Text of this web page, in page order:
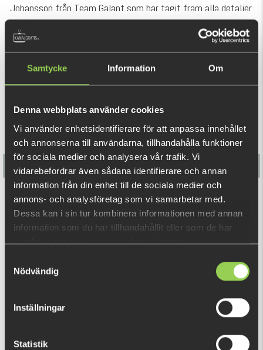
Samtycke Information Om
Denna webbplats använder cookies
Vi använder enhetsidentifierare för att anpassa innehållet
och annonserna till användarna, tillhandahålla funktioner
för sociala medier och analysera vår trafik. Vi
vidarebefordrar även sådana identifierare och annan
information från din enhet till de sociala medier och
annons- och analysföretag som vi samarbetar med.
Dessa kan i sin tur kombinera informationen med annan
information som du har tillhandahållit eller som de har
samlat in när du har använt deras tjänster.
Nödvändig
Inställningar
Statistik
Johansson från Team Galant som har tagit fram alla detaljer
för att få en lockande gång på betet!
Med hjälp av den lilla paddeln som sitter längst ute på
svansen får beten en livlig samt förförisk gång. Denna riggas
bäst på en vanlig jiggskalle men funkar även utmärkt på en
undvika att fastna i strukturer så som gräs och grenar.
10-pack, 6gr
REKOMMENDERADE PRODUKTER
Monkey Brute 7,5cm 14-pack
89 kr